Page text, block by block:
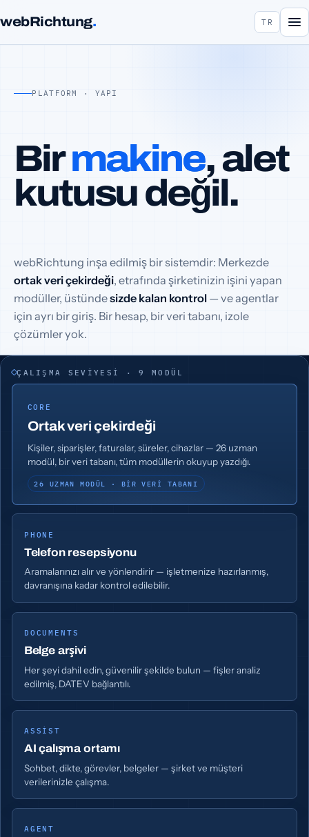
webRichtung. TR
PLATFORM · YAPI
Birmakine, alet
kutusu değil.
webRichtung inşa edilmiş bir sistemdir: Merkezde
ortak veri çekirdeği, etrafında şirketinizin işini yapan
modüller, üstündesizde kalan kontrol — ve agentlar
için ayrı bir giriş. Bir hesap, bir veri tabanı, izole
çözümler yok.
ÇALIŞMA SEVIYESI · 9 MODÜL
PHONE
Telefon resepsiyonu
Aramalarınızı alır ve yönlendirir — işletmenize hazırlanmış,
davranışına kadar kontrol edilebilir.
DOCUMENTS
Belge arşivi
Her şeyi dahil edin, güvenilir şekilde bulun — fişler analiz
edilmiş, DATEV bağlantılı.
ASSIST
AI çalışma ortamı
Sohbet, dikte, görevler, belgeler — şirket ve müşteri
verilerinizle çalışma.
AGENT
CORE
Ortak veri çekirdeği
Kişiler, siparişler, faturalar, süreler, cihazlar — 26 uzman
modül, bir veri tabanı, tüm modüllerin okuyup yazdığı.
26 UZMAN MODÜL · BIR VERI TABANI